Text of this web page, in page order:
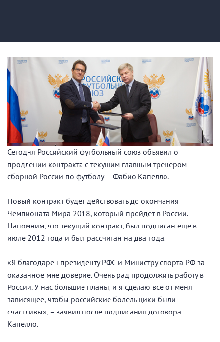
Сегодня Российский футбольный союз объявил о
продлении контракта с текущим главным тренером
сборной России по футболу — Фабио Капелло.
Новый контракт будет действовать до окончания
Чемпионата Мира 2018, который пройдет в России.
Напомним, что текущий контракт, был подписан еще в
июле 2012 года и был рассчитан на два года.
«Я благодарен президенту РФС и Министру спорта РФ за
оказанное мне доверие. Очень рад продолжить работу в
России. У нас большие планы, и я сделаю все от меня
зависящее, чтобы российские болельщики были
счастливы», – заявил после подписания договора
Капелло.